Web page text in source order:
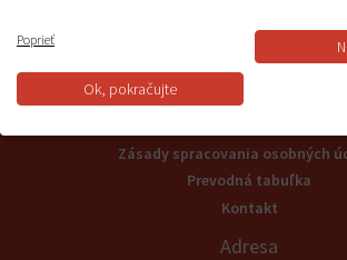
Informácie
Všeobecné obchodné
Reklamačný poriadok a odstúpenie
Zásady spracovania osobných
Prevodná tabuľka
Kontakt
Adresa
Poprieť
Ok, pokračujte